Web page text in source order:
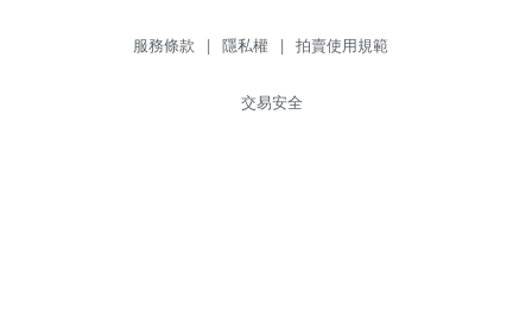
服務條款 | 隱私權 | 拍賣使用規範
交易安全